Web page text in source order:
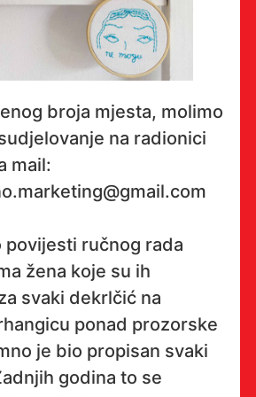
broja mjesta, molimo
na radionici
mail:
povijesti ručnog rada
žena koje su ih
svaki dekrlčić na
ponad prozorske
je bio propisan svaki
godina to se